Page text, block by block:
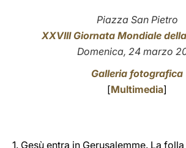
Piazza San Pietro
XXVIII Giornata Mondiale
Domenica, 24 marzo
Galleria fotografica
[Multimedia]
1. Gesù entra in Gerusalemme. La